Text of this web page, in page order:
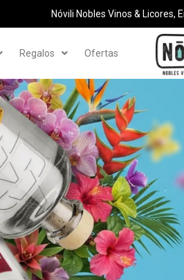
Nóvili Nobles Vinos & Licores,
Regalos Ofertas